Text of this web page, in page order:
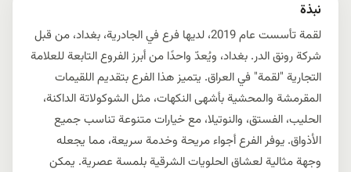
نبذة
لقمة تأسست عام 2019، لديها فرع في الجادرية، بغداد، من قبل
شركة رونق الدر. بغداد، ويُعدّ واحدًا من أبرز الفروع التابعة للعلامة
التجارية "لقمة" في العراق. يتميز هذا الفرع بتقديم اللقيمات
المقرمشة والمحشية بأشهى النكهات، مثل الشوكولاتة الداكنة،
الحليب، الفستق، والنوتيلا، مع خيارات متنوعة تناسب جميع
الأذواق. يوفر الفرع أجواء مريحة وخدمة سريعة، مما يجعله
وجهة مثالية لعشاق الحلويات الشرقية بلمسة عصرية. يمكن